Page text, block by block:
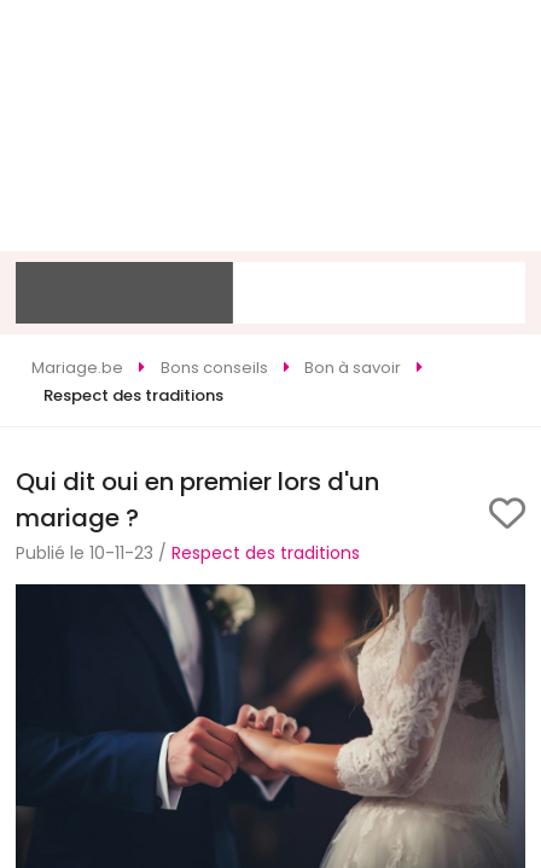
Mariage.be Bons conseils
Bon à savoir
Respect des traditions
Qui dit oui en premier lors d'un
mariage ?
Publié le 10-11-23 /Respect des traditions